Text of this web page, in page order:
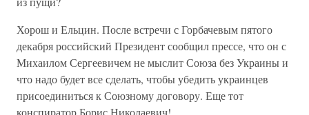
Хорош и Ельцин. После встречи с Горбачевым пятого
декабря российский Президент сообщил прессе, что он с
Михаилом Сергеевичем не мыслит Союза без Украины и
что надо будет все сделать, чтобы убедить украинцев
присоединиться к Союзному договору. Еще тот
конспиратор Борис Николаевич!